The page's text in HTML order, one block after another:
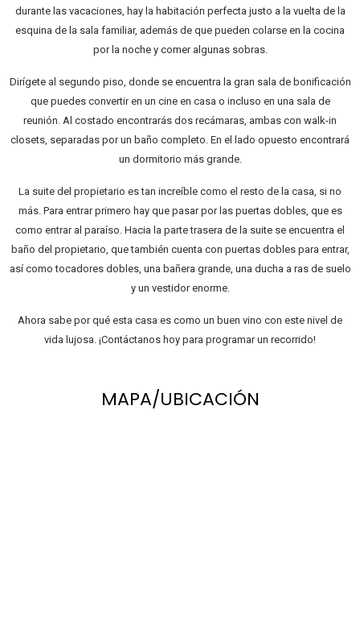
durante las vacaciones, hay la habitación perfecta justo a la vuelta de la
esquina de la sala familiar, además de que pueden colarse en la cocina
por la noche y comer algunas sobras.
Dirígete al segundo piso, donde se encuentra la gran sala de bonificación
que puedes convertir en un cine en casa o incluso en una sala de
reunión. Al costado encontrarás dos recámaras, ambas con walk-in
closets, separadas por un baño completo. En el lado opuesto encontrará
un dormitorio más grande.
La suite del propietario es tan increíble como el resto de la casa, si no
más. Para entrar primero hay que pasar por las puertas dobles, que es
como entrar al paraíso. Hacia la parte trasera de la suite se encuentra el
baño del propietario, que también cuenta con puertas dobles para entrar,
así como tocadores dobles, una bañera grande, una ducha a ras de suelo
y un vestidor enorme.
Ahora sabe por qué esta casa es como un buen vino con este nivel de
vida lujosa. ¡Contáctanos hoy para programar un recorrido!
MAPA/UBICACIÓN